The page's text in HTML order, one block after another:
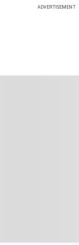
ADVERTISEMENT